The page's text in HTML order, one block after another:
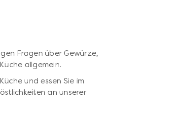
Fragen über Gewürze,
allgemein.
und essen Sie im
an unserer